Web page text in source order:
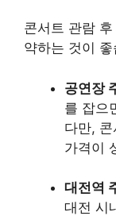
콘서트 관람
약하는 것이
공연장
를 잡으
다만,
가격이
대전역
대전 시